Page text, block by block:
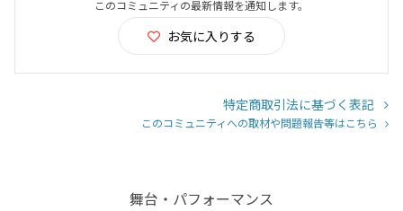
このコミュニティの最新情報を通知します。
お気に入りする
特定商取引法に基づく表記
このコミュニティへの取材や問題報告等はこちら
舞台・パフォーマンス